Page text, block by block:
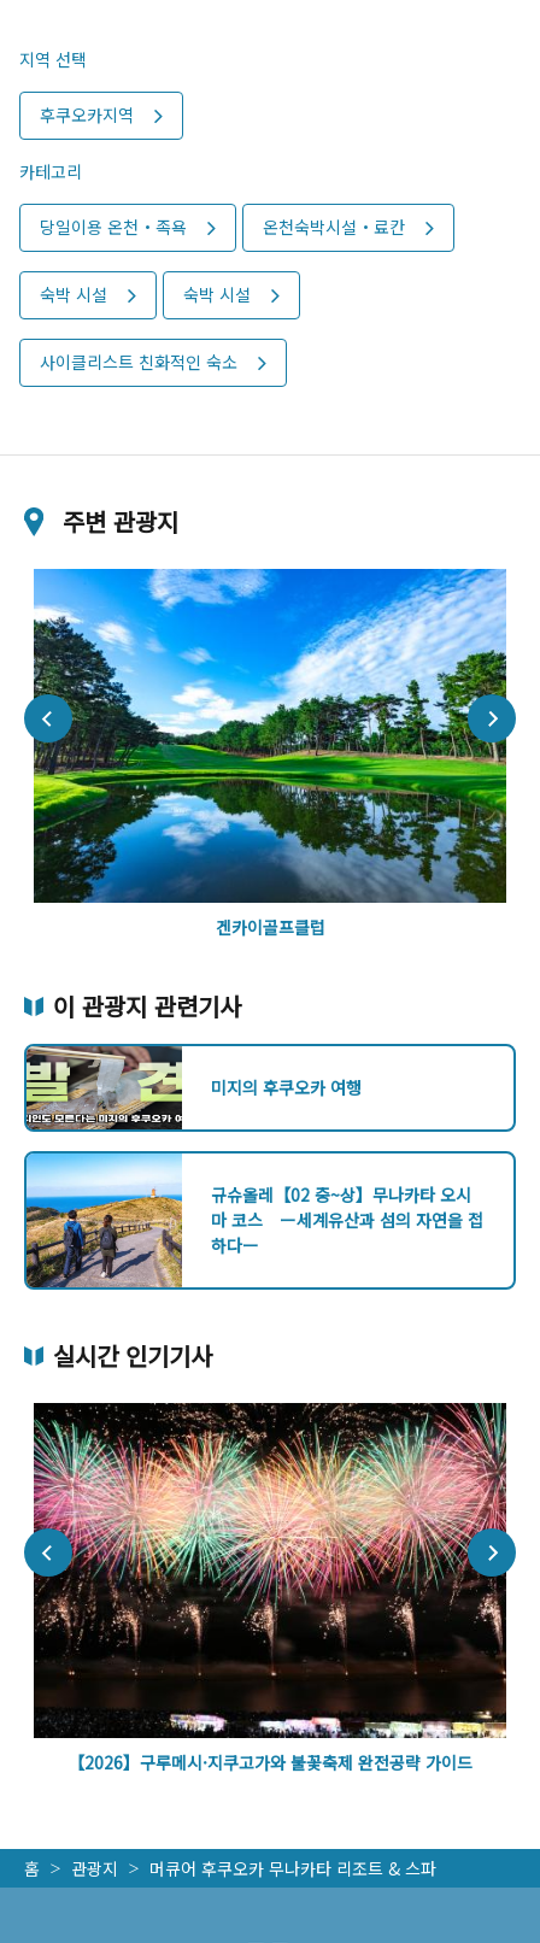
지역 선택
후쿠오카지역
카테고리
당일이용 온천・족욕 온천숙박시설・료칸
숙박 시설 숙박 시설
사이클리스트 친화적인 숙소
주변 관광지
겐카이골프클럽
이 관광지 관련기사
미지의 후쿠오카 여행
규슈올레【02 중~상】무나카타 오시
마 코스 ー세계유산과 섬의 자연을 접
하다ー
실시간 인기기사
【2026】구루메시·지쿠고가와 불꽃축제 완전공략 가이드
홈 관광지 머큐어 후쿠오카 무나카타 리조트 & 스파